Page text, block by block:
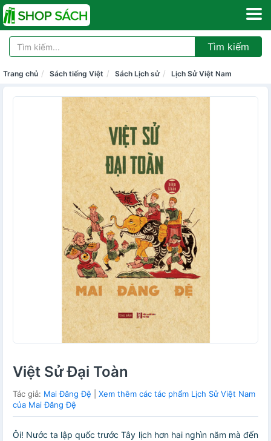
Tìm kiếm
Trang chủ Sách tiếng Việt Sách Lịch sử Lịch Sử Việt Nam
Việt Sử Đại Toàn
Tác giả: Mai Đăng Đệ
Xem thêm các tác phẩm Lịch Sử Việt Nam
của Mai Đăng Đệ
Ôi! Nước ta lập quốc trước Tây lịch hơn hai nghìn năm mà đến